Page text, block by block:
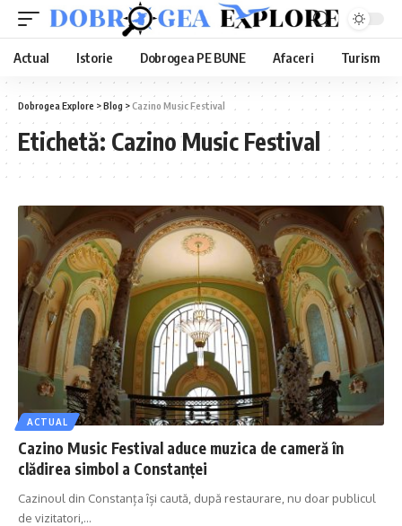
Actual Istorie Dobrogea PE BUNE Afaceri Turism
Dobrogea Explore >Blog >Cazino Music Festival
Etichetă: Cazino Music Festival
ACTUAL
Cazino Music Festival aduce muzica de cameră în
clădirea simbol a Constanței
Cazinoul din Constanța își caută, după restaurare, nu doar publicul
de vizitatori, …